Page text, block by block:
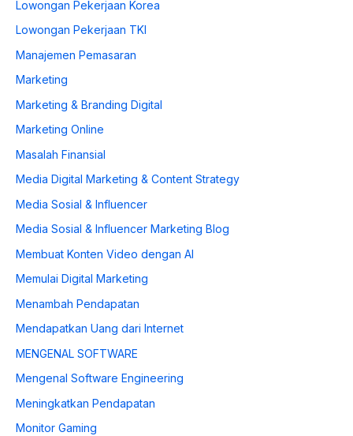
Lowongan Pekerjaan Korea
Lowongan Pekerjaan TKI
Manajemen Pemasaran
Marketing
Marketing & Branding Digital
Marketing Online
Masalah Finansial
Media Digital Marketing & Content Strategy
Media Sosial & Influencer
Media Sosial & Influencer Marketing Blog
Membuat Konten Video dengan AI
Memulai Digital Marketing
Menambah Pendapatan
Mendapatkan Uang dari Internet
MENGENAL SOFTWARE
Mengenal Software Engineering
Meningkatkan Pendapatan
Monitor Gaming